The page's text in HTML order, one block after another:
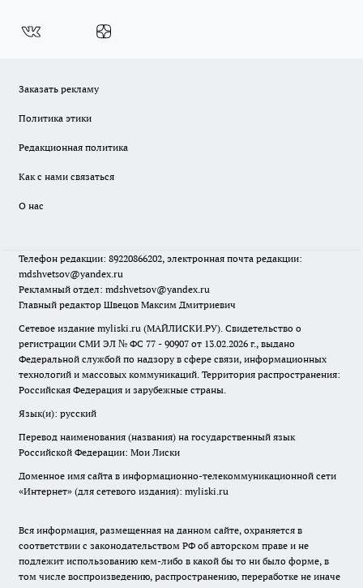
Заказать рекламу
Политика этики
Редакционная политика
Как с нами связаться
О нас
Телефон редакции: 89220866202, электронная почта редакции:
mdshvetsov@yandex.ru
Рекламный отдел: mdshvetsov@yandex.ru
Главный редактор Швецов Максим Дмитриевич
Сетевое издание myliski.ru (МАЙЛИСКИ.РУ). Свидетельство о
регистрации СМИ ЭЛ № ФС 77 - 90907 от 13.02.2026 г., выдано
Федеральной службой по надзору в сфере связи, информационных
технологий и массовых коммуникаций. Территория распространения:
Российская Федерация и зарубежные страны.
Язык(и): русский
Перевод наименования (названия) на государственный язык
Российской Федерации: Мои Лиски
Доменное имя сайта в информационно-телекоммуникационной сети
«Интернет» (для сетевого издания): myliski.ru
Вся информация, размещенная на данном сайте, охраняется в
соответствии с законодательством РФ об авторском праве и не
подлежит использованию кем-либо в какой бы то ни было форме, в
том числе воспроизведению, распространению, переработке не иначе